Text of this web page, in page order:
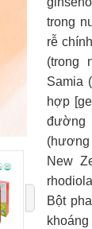
trong
rễ
(trong
Samia
hợp
đường
New
Bột
phẩm chế biến
Nhà sản xuất:
Xuất xứ:Hàn
Quy cách
nhỏ]/hộp lớn